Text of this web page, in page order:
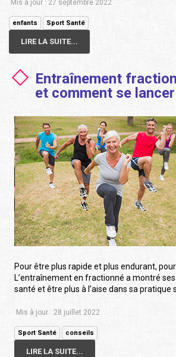
Mis à jour : 27 septembre 2022
enfants Sport Santé
LIRE LA SUITE...
Entraînement
et comment se
Pour être plus rapide et plus endurant,
L’entraînement en fractionné a montré
santé et être plus à l’aise dans sa pratique
Mis à jour : 28 juillet 2022
Sport Santé conseils
LIRE LA SUITE...